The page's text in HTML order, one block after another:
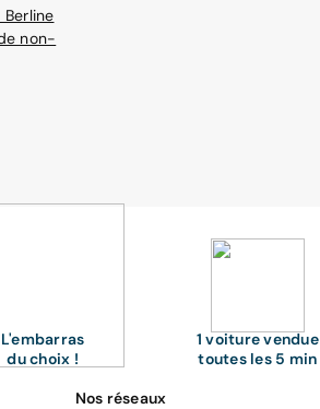
Berline
non-
L'embarras
du choix !
1 voiture vendue
toutes les 5 min
Nos réseaux